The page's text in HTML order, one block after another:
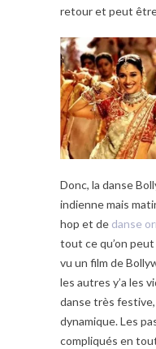
retour et peut
Donc, la danse
indienne mais
hop et de danse
tout ce qu’on
vu un film de
les autres y’a les
danse très
dynamique. Les
compliqués en